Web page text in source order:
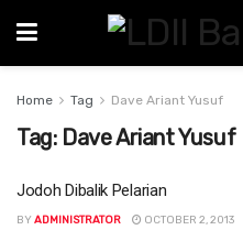
Home Tag Dave Ariant Yusuf
Tag: Dave Ariant Yusuf
Jodoh Dibalik Pelarian
BY ADMINISTRATOR OCTOBER 2, 2013